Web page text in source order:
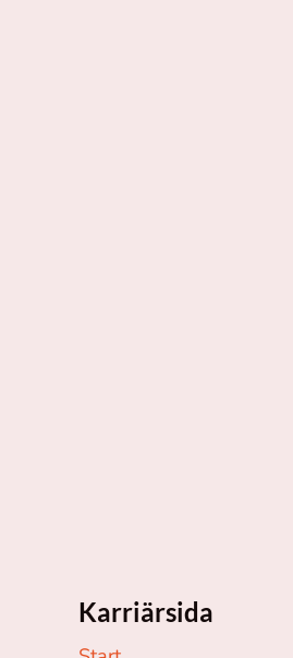
Karriärsida